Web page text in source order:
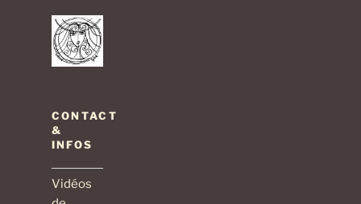
CONTACT
&
INFOS
Vidéos